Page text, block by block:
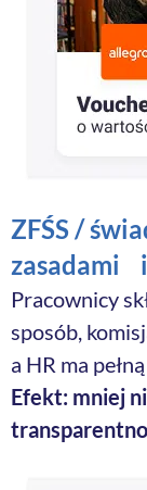
ZFŚS /
zasadami
Pracownicy
sposób,
a HR ma
Efekt: mniej